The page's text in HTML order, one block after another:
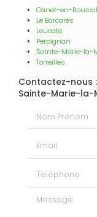
Canet-en-
Le Barcarès
Leucate
Perpignan
Sainte-Marie-la-
Torreilles
Contactez-nous
Sainte-Marie-la-
Message